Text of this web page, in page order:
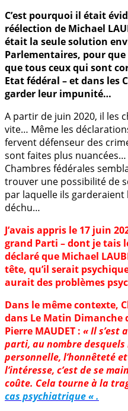
C’est pourquoi il était
réélection de Michael
était la seule solution
Parlementaires, pour
que tous ceux qui sont
Etat fédéral – et dans les
garder leur impunité…
A partir de juin 2020, il les
vite… Même les
fervent défenseur des
sont faites plus
Chambres fédérales
trouver une possibilité de
par laquelle ils
déchu…
J’avais appris le 17 juin
grand Parti – dont je tais
déclaré que Michael
tête, qu’il serait
aurait des problèmes
Dans le même contexte,
dans Le Matin Dimanche
Pierre MAUDET : « Il s’est
parti, au nombre
personnelle, l’honnêteté
l’intéresse, c’est de se
coûte. Cela tourne à la
cas psychiatrique « .